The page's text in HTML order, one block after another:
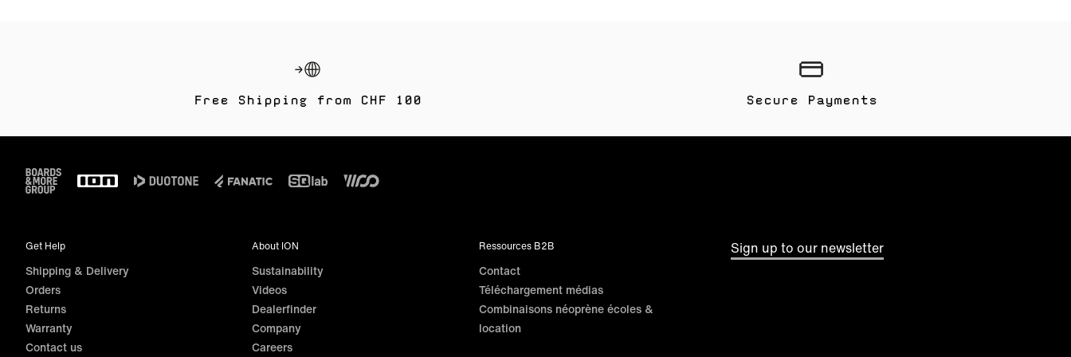
Free Shipping from CHF 100 Secure Payments
Footer
Get Help
Shipping & Delivery
Orders
Returns
Warranty
Contact us
About ION
Sustainability
Videos
Dealerfinder
Company
Careers
Ressources B2B
Contact
Téléchargement médias
Combinaisons néoprène écoles &
location
Sign up to our newsletter